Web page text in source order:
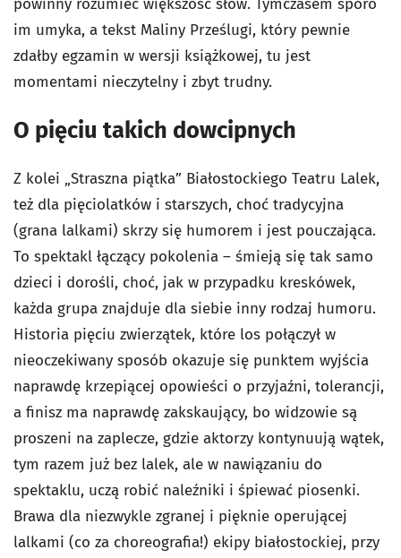
powinny rozumieć większość słów. Tymczasem sporo
im umyka, a tekst Maliny Prześlugi, który pewnie
zdałby egzamin w wersji książkowej, tu jest
momentami nieczytelny i zbyt trudny.
O pięciu takich dowcipnych
Z kolei „Straszna piątka” Białostockiego Teatru Lalek,
też dla pięciolatków i starszych, choć tradycyjna
(grana lalkami) skrzy się humorem i jest pouczająca.
To spektakl łączący pokolenia – śmieją się tak samo
dzieci i dorośli, choć, jak w przypadku kreskówek,
każda grupa znajduje dla siebie inny rodzaj humoru.
Historia pięciu zwierzątek, które los połączył w
nieoczekiwany sposób okazuje się punktem wyjścia
naprawdę krzepiącej opowieści o przyjaźni, tolerancji,
a finisz ma naprawdę zakskaujący, bo widzowie są
proszeni na zaplecze, gdzie aktorzy kontynuują wątek,
tym razem już bez lalek, ale w nawiązaniu do
spektaklu, uczą robić naleźniki i śpiewać piosenki.
Brawa dla niezwykle zgranej i pięknie operującej
lalkami (co za choreografia!) ekipy białostockiej, przy